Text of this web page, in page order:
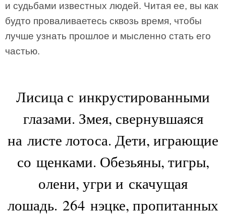
и судьбами известных людей. Читая ее, вы как
будто проваливаетесь сквозь время, чтобы
лучше узнать прошлое и мысленно стать его
частью.
Лисица с инкрустированными
глазами. Змея, свернувшаяся
на листе лотоса. Дети, играющие
со щенками. Обезьяны, тигры,
олени, угри и скачущая
лошадь. 264 нэцке, пропитанных